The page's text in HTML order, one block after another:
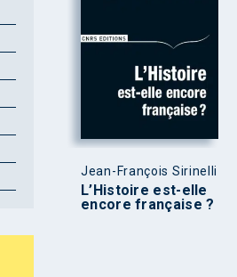
Jean-François Sirinelli
L’Histoire est-elle
encore française ?